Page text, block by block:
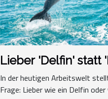
Lieber 'Delfin' statt
In der heutigen Arbeitswelt
Frage: Lieber wie ein Delfin oder